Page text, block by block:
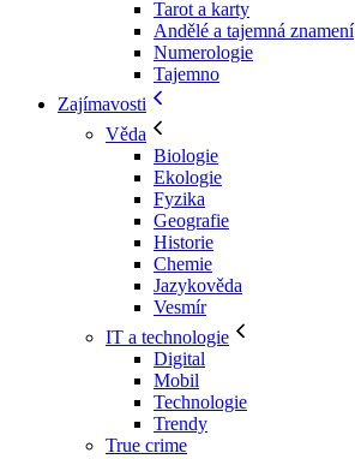
Tarot a karty
Andělé a tajemná znamení
Numerologie
Tajemno
Zajímavosti
Věda
Biologie
Ekologie
Fyzika
Geografie
Historie
Chemie
Jazykověda
Vesmír
IT a technologie
Digital
Mobil
Technologie
Trendy
True crime